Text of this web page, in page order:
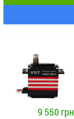
9 550 грн